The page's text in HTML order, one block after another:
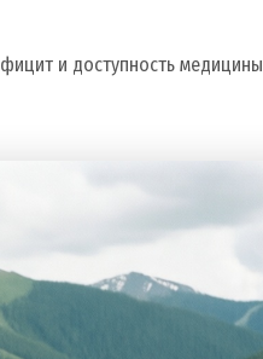
и доступность медицины